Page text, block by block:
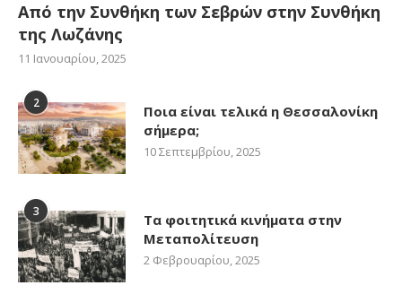
Από την Συνθήκη των Σεβρών στην Συνθήκη
της Λωζάνης
11 Ιανουαρίου, 2025
2
Ποια είναι τελικά η Θεσσαλονίκη
σήμερα;
10 Σεπτεμβρίου, 2025
3
Τα φοιτητικά κινήματα στην
Μεταπολίτευση
2 Φεβρουαρίου, 2025